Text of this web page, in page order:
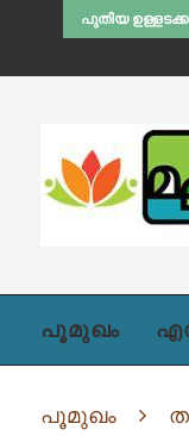
പുതിയ
പൂമുഖം
പൂമുഖം